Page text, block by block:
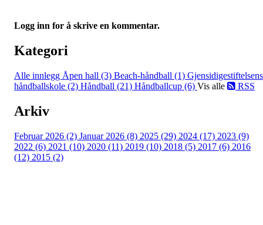
Logg inn for å skrive en kommentar.
Kategori
Alle innlegg Åpen hall (3) Beach-håndball (1) Gjensidigestiftelsens
håndballskole (2) Håndball (21) Håndballcup (6) Vis alle RSS
Arkiv
Februar 2026 (2) Januar 2026 (8) 2025 (29) 2024 (17) 2023 (9)
2022 (6) 2021 (10) 2020 (11) 2019 (10) 2018 (5) 2017 (6) 2016
(12) 2015 (2)